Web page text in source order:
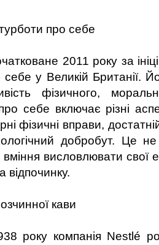
про себе
2011 року за
у Великій Британії.
фізичного,
себе включає різні
фізичні вправи,
добробут. Це
висловлювати свої
відпочинку.
кави
року компанія Nestlé